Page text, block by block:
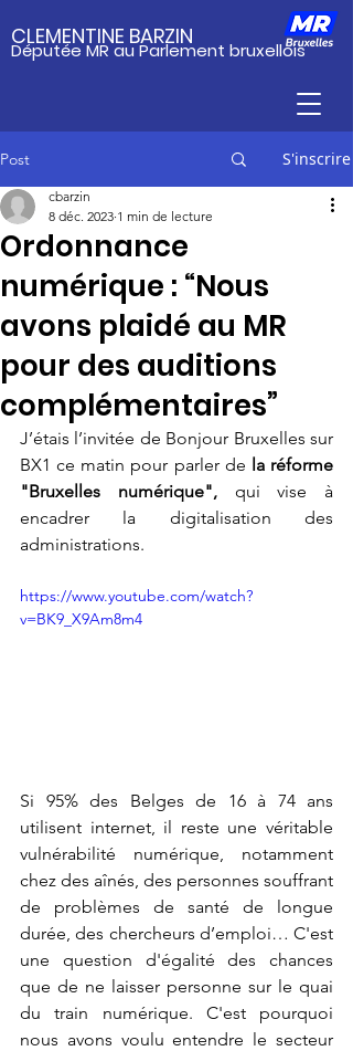
Députée MR au Parlement bruxellois
CLEMENTINE BARZIN
Post S'inscrire
Ordonnance
numérique : “Nous
avons plaidé au MR
pour des auditions
complémentaires”
cbarzin
8 déc. 2023 1 min de lecture
J’étais l’invitée de Bonjour Bruxelles sur
BX1 ce matin pour parler de la réforme
"Bruxelles numérique", qui vise à
encadrer la digitalisation des
administrations.
https://www.youtube.com/watch?
v=BK9_X9Am8m4
Si 95% des Belges de 16 à 74 ans
utilisent internet, il reste une véritable
vulnérabilité numérique, notamment
chez des aînés, des personnes souffrant
de problèmes de santé de longue
durée, des chercheurs d’emploi… C'est
une question d'égalité des chances
que de ne laisser personne sur le quai
du train numérique. C'est pourquoi
nous avons voulu entendre le secteur